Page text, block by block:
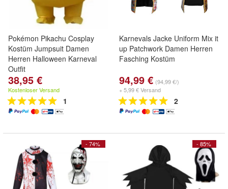
Pokémon Pikachu Cosplay
Kostüm Jumpsuit Damen
Herren Halloween Karneval
Outfit
38,95 €
Kostenloser Versand
1
Karnevals Jacke Uniform Mix it
up Patchwork Damen Herren
Fasching Kostüm
94,99 € (94,99 €/)
+ 5,99 € Versand
2
- 74% - 85%